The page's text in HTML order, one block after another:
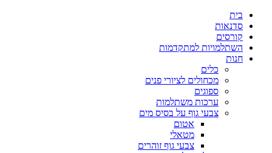
בית
סדנאות
קורסים
השתלמויות למתקדמות
חנות
כלים
מכחולים לציורי פנים
ספוגים
ערכות משתלמות
צבעי גוף על בסיס מים
אטום
מטאלי
צבעי גוף זוהרים